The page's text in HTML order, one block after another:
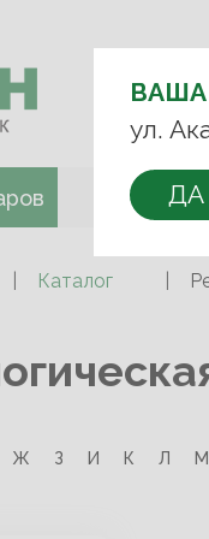
АПТЕКУ:
ВАША
ул.
ДА
+7 (499)
Доставка
Каталог
Ж З И К Л М